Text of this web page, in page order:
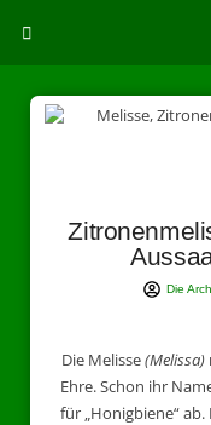
Die
Die Melisse(Melissa)
Ehre. Schon ihr
für „Honigbiene“